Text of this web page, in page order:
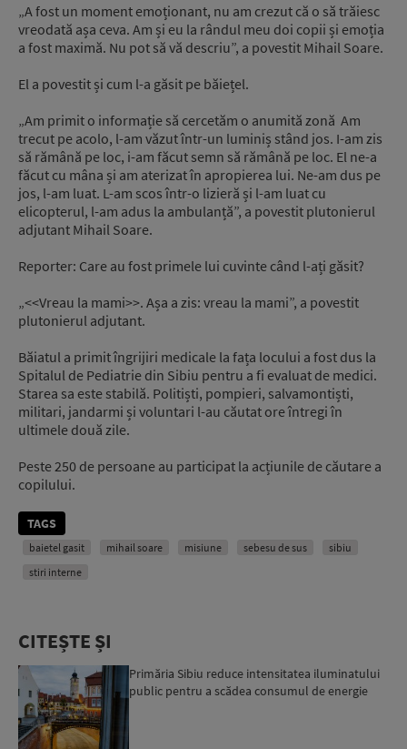
„A fost un moment emoționant, nu am crezut că o să trăiesc
vreodată așa ceva. Am și eu la rândul meu doi copii și emoția
a fost maximă. Nu pot să vă descriu”, a povestit Mihail Soare.
El a povestit și cum l-a găsit pe băiețel.
„Am primit o informație să cercetăm o anumită zonă Am
trecut pe acolo, l-am văzut într-un luminiș stând jos. I-am zis
să rămână pe loc, i-am făcut semn să rămână pe loc. El ne-a
făcut cu mâna și am aterizat în apropierea lui. Ne-am dus pe
jos, l-am luat. L-am scos într-o lizieră și l-am luat cu
elicopterul, l-am adus la ambulanță”, a povestit plutonierul
adjutant Mihail Soare.
Reporter: Care au fost primele lui cuvinte când l-ați găsit?
„<<Vreau la mami>>. Așa a zis: vreau la mami”, a povestit
plutonierul adjutant.
Băiatul a primit îngrijiri medicale la fața locului a fost dus la
Spitalul de Pediatrie din Sibiu pentru a fi evaluat de medici.
Starea sa este stabilă. Politiști, pompieri, salvamontiști,
militari, jandarmi și voluntari l-au căutat ore întregi în
ultimele două zile.
Peste 250 de persoane au participat la acțiunile de căutare a
copilului.
TAGS
baietel gasit mihail soare misiune sebesu de sus
sibiu
stiri interne
CITEȘTE ȘI
Primăria Sibiu reduce intensitatea iluminatului
public pentru a scădea consumul de energie